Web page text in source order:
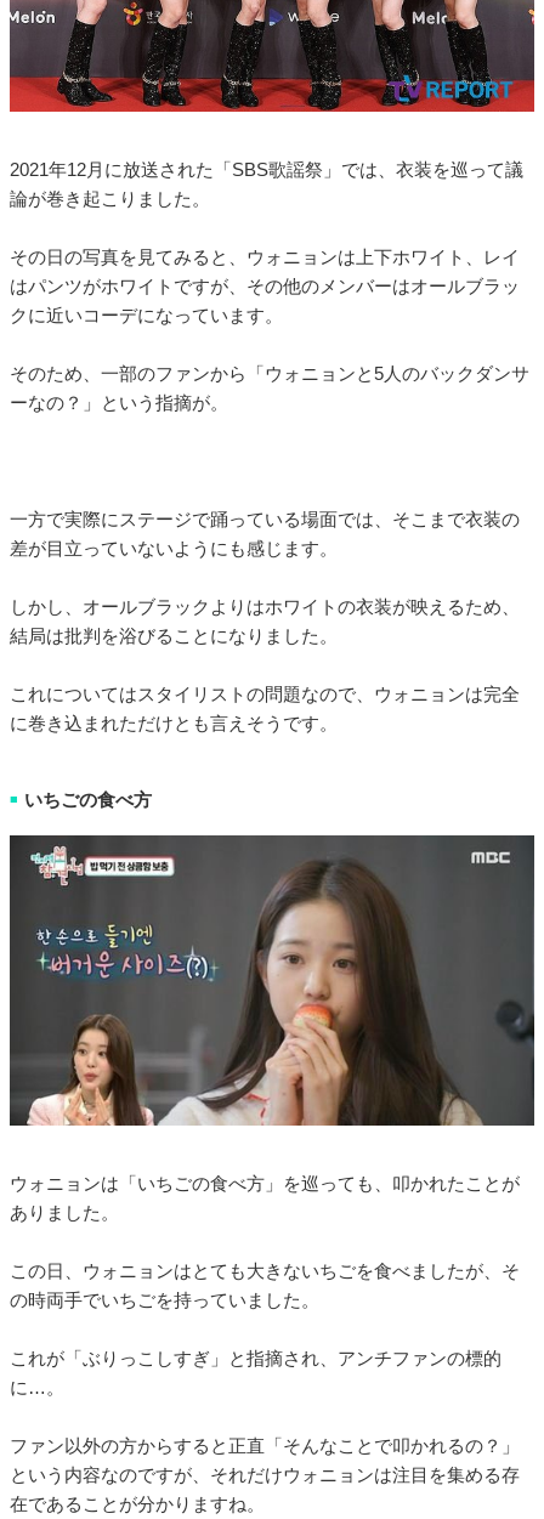
2021年12月に放送された「SBS歌謡祭」では、衣装を巡って議
論が巻き起こりました。
その日の写真を見てみると、ウォニョンは上下ホワイト、レイ
はパンツがホワイトですが、その他のメンバーはオールブラッ
クに近いコーデになっています。
そのため、一部のファンから「ウォニョンと5人のバックダンサ
ーなの？」という指摘が。
一方で実際にステージで踊っている場面では、そこまで衣装の
差が目立っていないようにも感じます。
しかし、オールブラックよりはホワイトの衣装が映えるため、
結局は批判を浴びることになりました。
これについてはスタイリストの問題なので、ウォニョンは完全
に巻き込まれただけとも言えそうです。
■ いちごの食べ方
ウォニョンは「いちごの食べ方」を巡っても、叩かれたことが
ありました。
この日、ウォニョンはとても大きないちごを食べましたが、そ
の時両手でいちごを持っていました。
これが「ぶりっこしすぎ」と指摘され、アンチファンの標的
に…。
ファン以外の方からすると正直「そんなことで叩かれるの？」
という内容なのですが、それだけウォニョンは注目を集める存
在であることが分かりますね。